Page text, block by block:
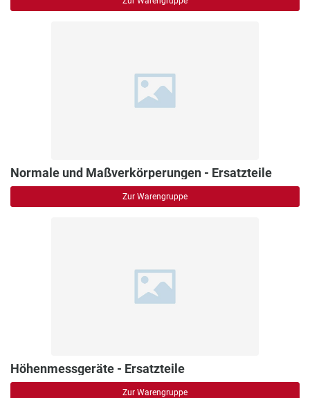
Normale und Maßverkörperungen - Ersatzteile
Zur Warengruppe
Höhenmessgeräte - Ersatzteile
Zur Warengruppe